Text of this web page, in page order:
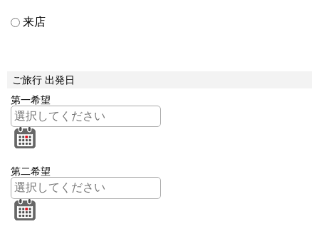
来店
ご旅行 出発日
第一希望
第二希望